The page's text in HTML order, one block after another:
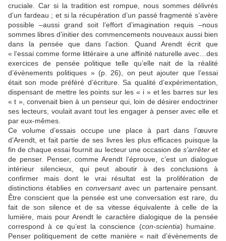
cruciale. Car si la tradition est rompue, nous sommes délivrés
d’un fardeau ; et si la récupération d’un passé fragmenté s’avère
possible –aussi grand soit l’effort d’imagination requis –nous
sommes libres d’initier des commencements nouveaux aussi bien
dans la pensée que dans l’action. Quand Arendt écrit que
« l’essai comme forme littéraire a une affinité naturelle avec…des
exercices de pensée politique telle qu’elle nait de la réalité
d’évènements politiques » (p. 26), on peut ajouter que l’essai
était son mode préféré d’écriture. Sa qualité d’expérimentation,
dispensant de mettre les points sur les « i » et les barres sur les
« t », convenait bien à un penseur qui, loin de désirer endoctriner
ses lecteurs, voulait avant tout les engager à penser avec elle et
par eux-mêmes.
Ce volume d’essais occupe une place à part dans l’œuvre
d’Arendt, et fait partie de ses livres les plus efficaces puisque la
fin de chaque essai fournit au lecteur une occasion de s’arrêteret
de penser. Penser, comme Arendt l’éprouve, c’est un dialogue
intérieur silencieux, qui peut aboutir à des conclusions à
confirmer mais dont le vrai résultat est la prolifération de
distinctions établies enconversantavec un partenaire pensant.
Être conscient que la pensée est une conversation est rare, du
fait de son silence et de sa vitesse équivalente à celle de la
lumière, mais pour Arendt le caractère dialogique de la pensée
correspond à ce qu’est la conscience (con-scientia) humaine.
Penser politiquement de cette manière « nait d’évènements de